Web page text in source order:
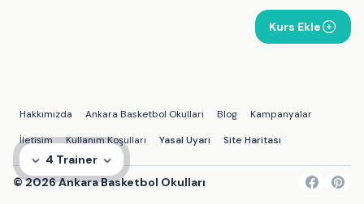
4 Trainer
Kurs Ekle
Hakkımızda Ankara Basketbol Okulları Blog
Kampanyalar
İletişim
Kullanım Koşulları Yasal Uyarı Site Haritası
©2026Ankara Basketbol Okulları